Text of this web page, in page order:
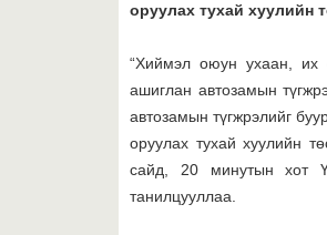
оруулах тухай хуулийн
“Хиймэл оюун ухаан, их
ашиглан автозамын
автозамын түгжрэлийг
оруулах тухай хуулийн
сайд, 20 минутын хот
танилцууллаа.